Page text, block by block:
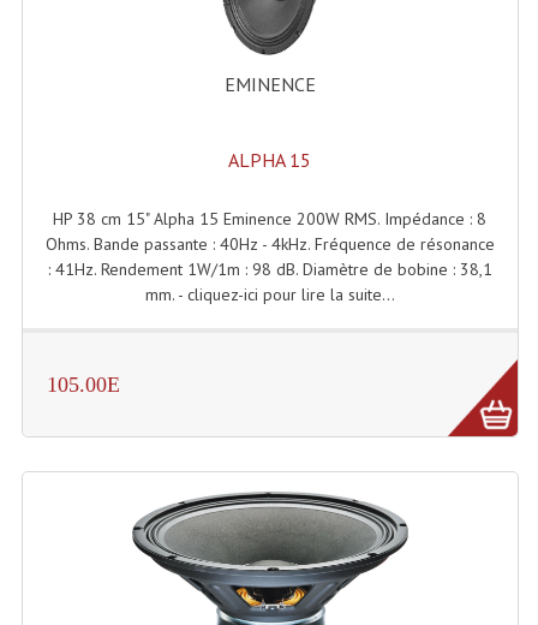
EMINENCE
ALPHA 15
HP 38 cm 15" Alpha 15 Eminence 200W RMS. Impédance : 8
Ohms. Bande passante : 40Hz - 4kHz. Fréquence de résonance
: 41Hz. Rendement 1W/1m : 98 dB. Diamètre de bobine : 38,1
mm. - cliquez-ici pour lire la suite...
105.00E